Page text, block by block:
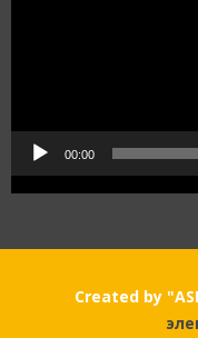
00:00
Created by